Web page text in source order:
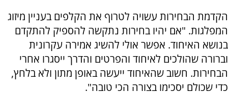
הקדמת הבחירות עשויה לטרוף את הקלפים בעניין מיזוג
המפלגות. "אם יהיו בחירות נתקשה להספיק להתקדם
בנושא האיחוד. אפשר אולי להשיג אמירה עקרונית
וברורה שהולכים לאיחוד והפרטים והדרך ייסגרו אחרי
הבחירות. חשוב שהאיחוד ייעשה באופן מתון ולא בלחץ,
כדי שכולם יסכימו בצורה הכי טובה".